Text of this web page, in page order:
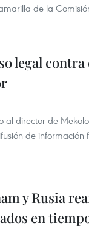
de la
legal
al director de
de información
y Rusia
en